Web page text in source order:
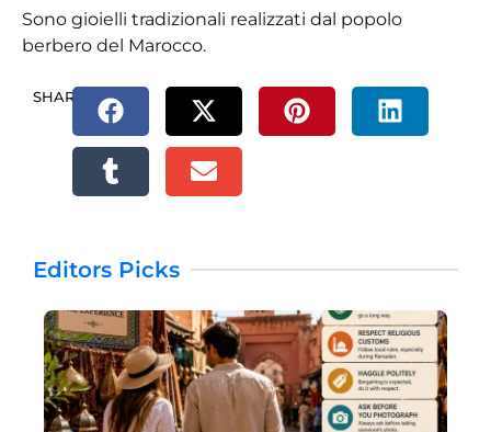
Sono gioielli tradizionali realizzati dal popolo
berbero del Marocco.
SHARE.
Editors Picks